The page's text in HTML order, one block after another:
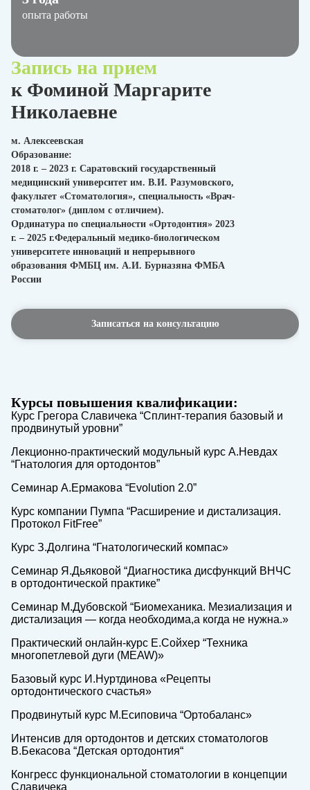
опыта работы
Запись на прием
к Фоминой Маргарите
Николаевне
м. Алексеевская
Образование:
2018 г. – 2023 г. Саратовский государственный
медицинский университет им. В.И. Разумовского,
факультет «Стоматология», специальность «Врач-
стоматолог» (диплом с отличием).
Ординатура по специальности «Ортодонтия» 2023
г. – 2025 г.Федеральный медико-биологическом
университете инноваций и непрерывного
образования ФМБЦ им. А.И. Бурназяна ФМБА
России
Записаться на консультацию
Курсы повышения квалификации:
Курс Грегора Славичека “Сплинт-терапия базовый и
продвинутый уровни”
Лекционно-практический модульный курс А.Невдах
“Гнатология для ортодонтов”
Семинар А.Ермакова “Evolution 2.0”
Курс компании Пумпа “Расширение и дистализация.
Протокол FitFree”
Курс З.Долгина “Гнатологический компас»
Семинар Я.Дьяковой “Диагностика дисфункций ВНЧС
в ортодонтической практике”
Семинар М.Дубовской “Биомеханика. Мезиализация и
дистализация — когда необходима,а когда не нужна.»
Практический онлайн-курс Е.Сойхер “Техника
многопетлевой дуги (MEAW)»
Базовый курс И.Нуртдинова «Рецепты
ортодонтического счастья»
Продвинутый курс М.Есиповича “Ортобаланс»
Интенсив для ортодонтов и детских стоматологов
В.Бекасова “Детская ортодонтия“
Конгресс функциональной стоматологии в концепции
Славичека